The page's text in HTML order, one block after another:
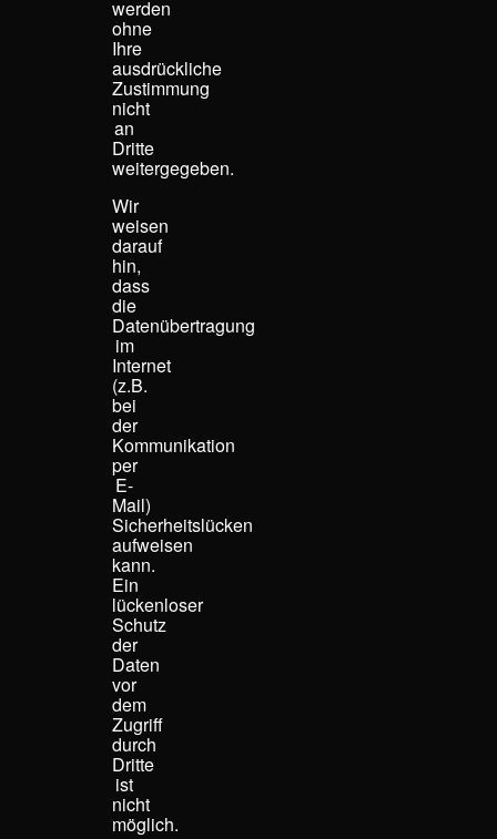
werden
ohne
Ihre
ausdrückliche
Zustimmung
nicht
an
Dritte
weitergegeben.
Wir
weisen
darauf
hin,
dass
die
Datenübertragung
im
Internet
(z.B.
bei
der
Kommunikation
per
E-
Mail)
Sicherheitslücken
aufweisen
kann.
Ein
lückenloser
Schutz
der
Daten
vor
dem
Zugriff
durch
Dritte
ist
nicht
möglich.